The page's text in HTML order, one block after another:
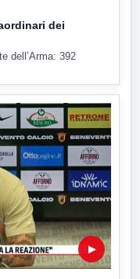
dei
dell’Arma: 392
▶